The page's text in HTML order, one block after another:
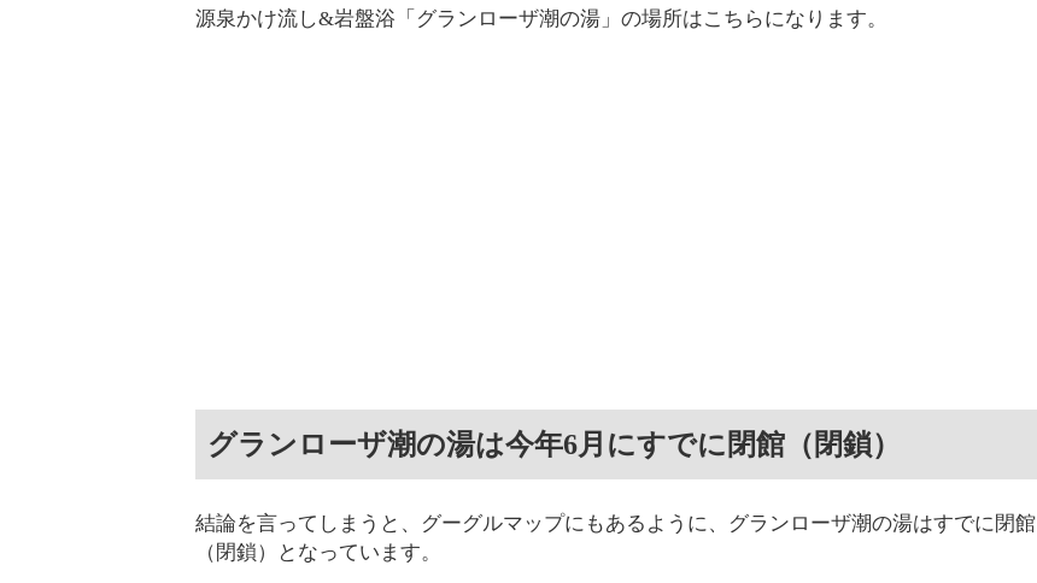
源泉かけ流し&岩盤浴「グランローザ潮の湯」の場所はこちらになります。
グランローザ潮の湯は今年6月にすでに閉館（閉鎖）
結論を言ってしまうと、グーグルマップにもあるように、グランローザ潮の湯はすでに閉館
（閉鎖）となっています。